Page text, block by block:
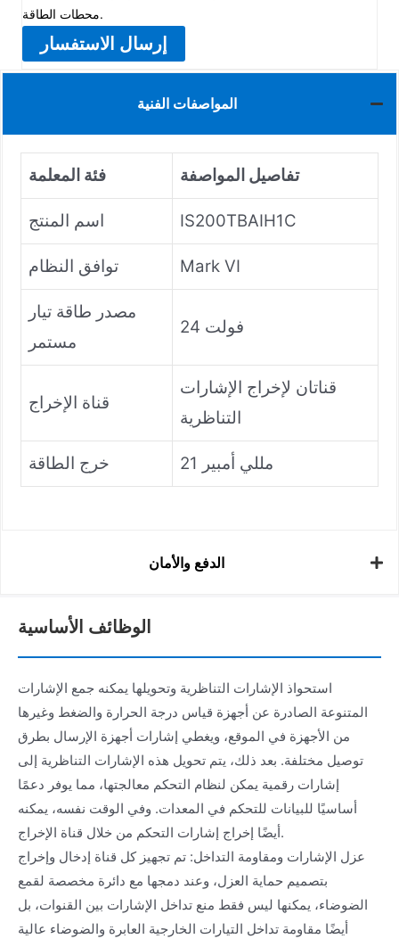
محطات الطاقة.
إرسال الاستفسار
المواصفات الفنية
فئة المعلمة تفاصيل المواصفة
اسم المنتج IS200TBAIH1C
توافق النظام Mark VI
مصدر طاقة تيار
مستمر
24 فولت
قناة الإخراج
قناتان لإخراج الإشارات
التناظرية
خرج الطاقة 21 مللي أمبير
الدفع والأمان
الوظائف الأساسية
استحواذ الإشارات التناظرية وتحويلها يمكنه جمع الإشارات
المتنوعة الصادرة عن أجهزة قياس درجة الحرارة والضغط وغيرها
من الأجهزة في الموقع، ويغطي إشارات أجهزة الإرسال بطرق
توصيل مختلفة. بعد ذلك، يتم تحويل هذه الإشارات التناظرية إلى
إشارات رقمية يمكن لنظام التحكم معالجتها، مما يوفر دعمًا
أساسيًا للبيانات للتحكم في المعدات. وفي الوقت نفسه، يمكنه
أيضًا إخراج إشارات التحكم من خلال قناة الإخراج.
عزل الإشارات ومقاومة التداخل: تم تجهيز كل قناة إدخال وإخراج
بتصميم حماية العزل، وعند دمجها مع دائرة مخصصة لقمع
الضوضاء، يمكنها ليس فقط منع تداخل الإشارات بين القنوات، بل
أيضًا مقاومة تداخل التيارات الخارجية العابرة والضوضاء عالية